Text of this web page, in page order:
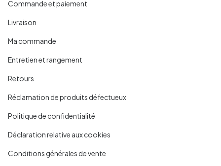
Commande et paiement
Livraison
Ma commande
Entretien et rangement
Retours
Réclamation de produits défectueux
Politique de confidentialité
Déclaration relative aux cookies
Conditions générales de vente